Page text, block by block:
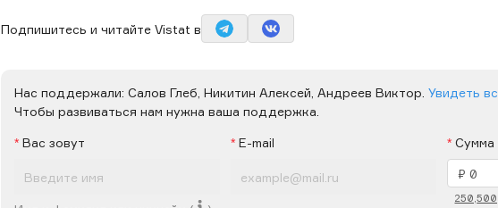
Подпишитесь и читайте Vistat в
Нас поддержали: Салов Глеб, Никитин Алексей, Андреев Виктор. Увидеть
Чтобы развиваться нам нужна ваша поддержка.
Вас зовут E-mail Сумма
250,